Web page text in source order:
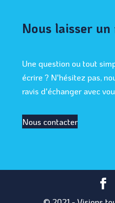
Nous laisser un
Une question ou tout
écrire ? N'hésitez pas,
ravis d'échanger avec
Nous contacter